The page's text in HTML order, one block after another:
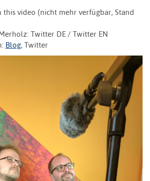
this video (nicht mehr verfügbar, Stand
Twitter DE / Twitter EN
Blog, Twitter